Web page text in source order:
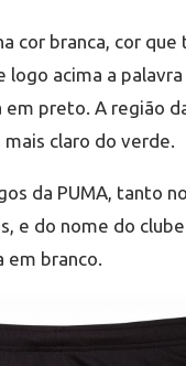
cor branca, cor
logo acima a palavra
em preto. A região
claro do verde.
da PUMA, tanto
e do nome do
branco.